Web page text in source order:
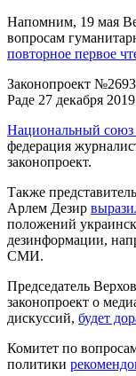
Напомним, 19 мая
вопросам
повторное первое
Законопроект
Раде 27 декабря
Национальный
федерация
законопроект.
Также
Арлем Дезир
положений
дезинформации,
СМИ.
Председатель
законопроект о
дискуссий, будет
Комитет по
политики